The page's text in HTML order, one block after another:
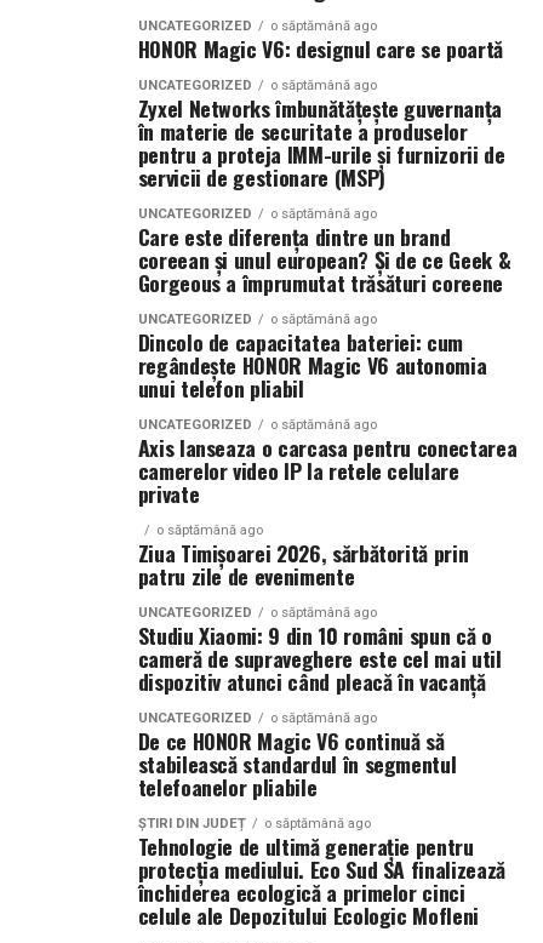
demonstrează că nu trebuie să zbori mii de kilometri
pentru o vacanță reușită. România oferă variante
excelente atât pentru relaxare, cât și pentru aventură
în natură. Ai nevoie doar de un rucsac, puțină
curiozitate și dorința de a explora drumurile mai puțin
cunoscută și pentruofertele sale atractive
disponibile permit economii importante fără a face
compromisuri în ceea ce privește calitatea produselor.
LIVRARE PIZZA SECTOR 4
Zone deservite: Berceni, Piața Sudului, Constantin
Brâncoveanu, Olteniței, Eroii Revoluției, Giurgiului,
Progresul, Pieptănari, Viilor, Luica, Toporași, Ferentari,
Sălaj și Tunsu Petre.
LIVRARE PIZZA SECTOR 5
Zone deservite: Rahova, Calea Rahovei, Mihail Sebastian,
Mărgeanului, 13 Septembrie, Panduri, Uranus, Dealul
Spirii, Drumul Sării, Antiaeriană și Cotroceni.
LIVRARE PIZZA SECTOR 3
Zone deservite: Dristor, Baba Novac, Nerva Traian,
Octavian Goga, Energeticienilor, Vitan, Vitan-Bârzești și
Calea Vitan Foișorului.
DE CE ALEG CLIENȚII PIZZERIA IZA?
• Ingrediente proaspete și atent selecționate
• Sortimente variate pentru toate preferințele
• Rețete clasice și speciale
• Pizza preparată la comandă
• Oferte avantajoase pentru grupuri și familii
• Livrare rapidă în Sectorul 4, Sectorul 5 și Sectorul 3
• Raport excelent între preț și calitate
UNCATEGORIZED o săptămână ago
HONOR Magic V6: designul care se poartă
UNCATEGORIZED o săptămână ago
Zyxel Networks îmbunătățește guvernanța
în materie de securitate a produselor
pentru a proteja IMM-urile și furnizorii de
servicii de gestionare (MSP)
UNCATEGORIZED o săptămână ago
Care este diferența dintre un brand
coreean și unul european? Și de ce Geek &
Gorgeous a împrumutat trăsături coreene
UNCATEGORIZED o săptămână ago
Dincolo de capacitatea bateriei: cum
regândește HONOR Magic V6 autonomia
unui telefon pliabil
UNCATEGORIZED o săptămână ago
Axis lanseaza o carcasa pentru conectarea
camerelor video IP la retele celulare
private
o săptămână ago
Ziua Timișoarei 2026, sărbătorită prin
patru zile de evenimente
UNCATEGORIZED o săptămână ago
Studiu Xiaomi: 9 din 10 români spun că o
cameră de supraveghere este cel mai util
dispozitiv atunci când pleacă în vacanță
UNCATEGORIZED o săptămână ago
De ce HONOR Magic V6 continuă să
stabilească standardul în segmentul
telefoanelor pliabile
ȘTIRI DIN JUDEȚ o săptămână ago
Tehnologie de ultimă generație pentru
protecția mediului. Eco Sud SA finalizează
închiderea ecologică a primelor cinci
celule ale Depozitului Ecologic Mofleni